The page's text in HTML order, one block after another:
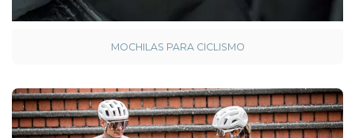
MOCHILAS PARA CICLISMO